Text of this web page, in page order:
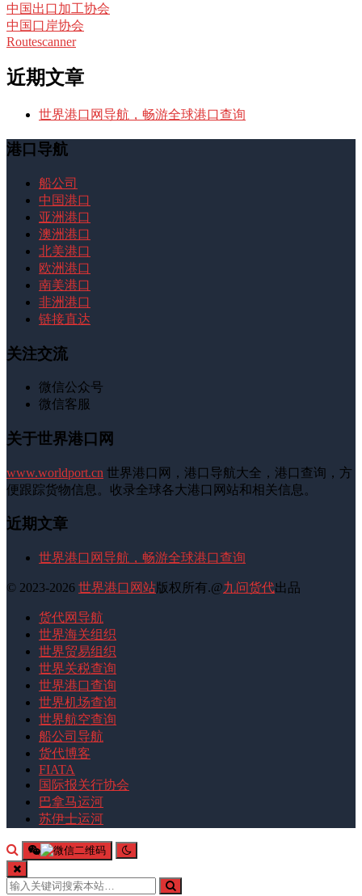
中国出口加工协会
中国口岸协会
Routescanner
近期文章
世界港口网导航，畅游全球港口查询
港口导航
船公司
中国港口
亚洲港口
澳洲港口
北美港口
欧洲港口
南美港口
非洲港口
链接直达
关注交流
微信公众号
微信客服
关于世界港口网
www.worldport.cn 世界港口网，港口导航大全，港口查询，方
便跟踪货物信息。收录全球各大港口网站和相关信息。
近期文章
世界港口网导航，畅游全球港口查询
© 2023-2026 世界港口网站版权所有.@九问货代出品
货代网导航
世界海关组织
世界贸易组织
世界关税查询
世界港口查询
世界机场查询
世界航空查询
船公司导航
货代博客
FIATA
国际报关行协会
巴拿马运河
苏伊士运河